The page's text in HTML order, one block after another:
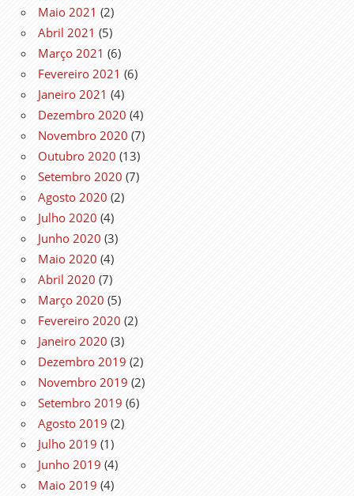
Maio 2021 (2)
Abril 2021 (5)
Março 2021 (6)
Fevereiro 2021 (6)
Janeiro 2021 (4)
Dezembro 2020 (4)
Novembro 2020 (7)
Outubro 2020 (13)
Setembro 2020 (7)
Agosto 2020 (2)
Julho 2020 (4)
Junho 2020 (3)
Maio 2020 (4)
Abril 2020 (7)
Março 2020 (5)
Fevereiro 2020 (2)
Janeiro 2020 (3)
Dezembro 2019 (2)
Novembro 2019 (2)
Setembro 2019 (6)
Agosto 2019 (2)
Julho 2019 (1)
Junho 2019 (4)
Maio 2019 (4)